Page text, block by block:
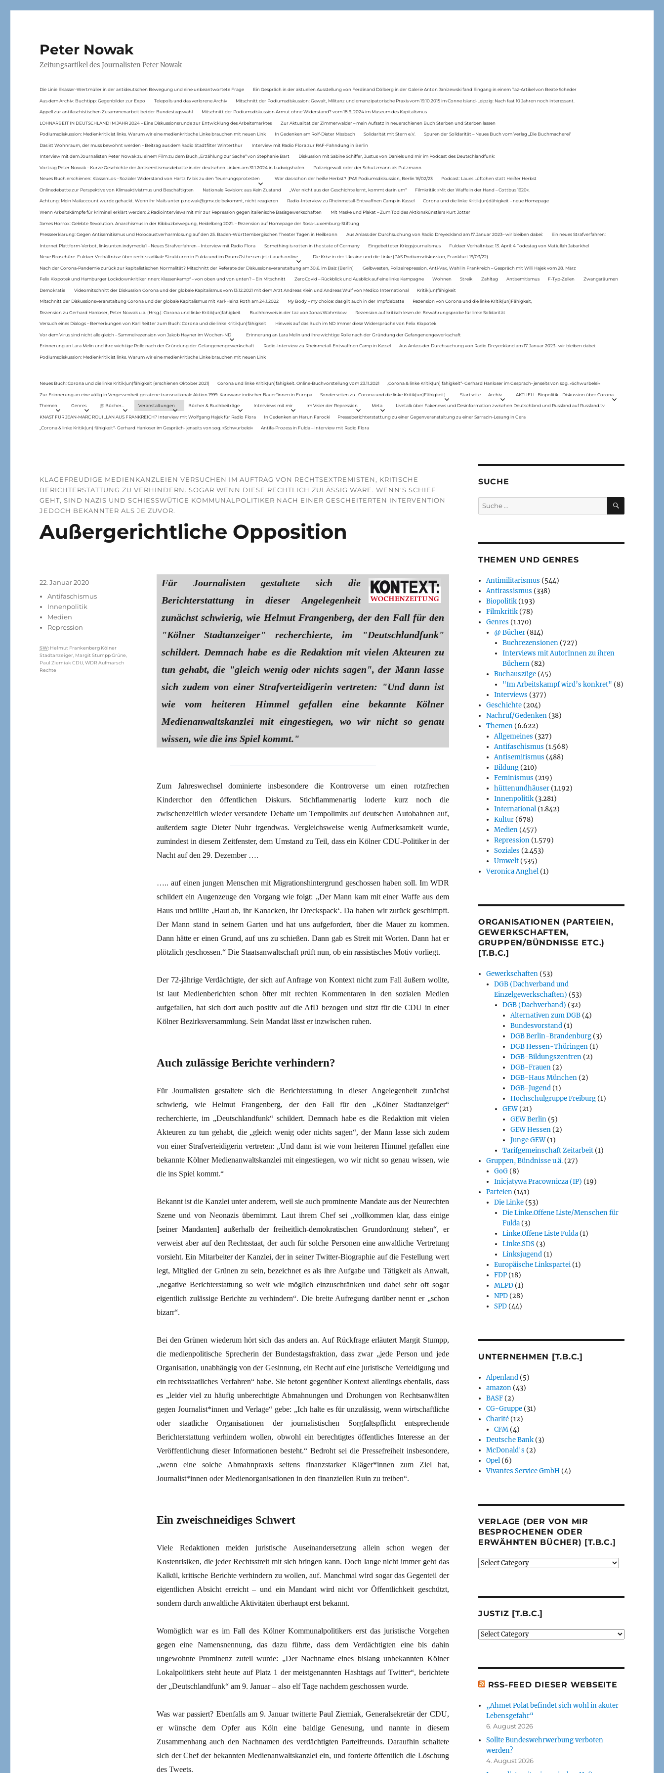
Peter Nowak
Zeitungsartikel des Journalisten Peter Nowak
Die Linie Elsässer-Wertmüller in der antideutschen Bewegung und eine unbeantwortete Frage Ein Gespräch in der aktuellen Ausstellung von Ferdinand Dölberg in der Galerie Anton Janizewski fand Eingang in einem Taz-Artikel von Beate Scheder
Aus dem Archiv: Buchtipp: Gegenbilder zur Expo Telepolis und das verlorene Archiv Mitschnitt der Podiumsdiskussion: Gewalt, Militanz und emanzipatorische Praxis vom 19.10.2015 im Conne Island-Leipzig: Nach fast 10 Jahren noch interessant.
Appell zur antifaschistischen Zusammenarbeit bei der Bundestagswahl Mitschnitt der Podiumsdiskussion Armut ohne Widerstand? vom 18.9..2024 im Museum des Kapitalismus
LOHNARBEIT IN DEUTSCHLAND IM JAHR 2024 – Eine Diskussionsrunde zur Entwicklung des Arbeitsmarktes Zur Aktualität der Zimmerwalder – mein Aufsatz in neuerschienen Buch Sterben und Sterben lassen
Podiumsdiskussion: Medienkritik ist links. Warum wir eine medienkritische Linke brauchen mit neuen Link In Gedenken am Rolf-Dieter Missbach Solidarität mit Stern e.V. Spuren der Solidarität – Neues Buch vom Verlag „Die Buchmacherei“
Das ist Wohnraum, der muss bewohnt werden – Beitrag aus dem Radio Stadtfilter Winterthur Interview mit Radio Flora zur RAF-Fahndung in Berlin
Interview mit dem Journalisten Peter Nowak zu einem Film zu dem Buch „Erzählung zur Sache“ von Stephanie Bart Diskussion mit Sabine Schiffer, Justus von Daniels und mir im Podcast des Deutschlandfunk:
Vortrag Peter Nowak – Kurze Geschichte der Antisemitismusdebatte in der deutschen Linken am 31.1.2024 in Ludwigshafen Polizeigewalt oder der Schutzmann als Putzmann
Neues Buch erschienen: KlassenLos – Sozialer Widerstand von Hartz IV bis zu den Teuerungsprotesten War das schon der heiße Herbst? (PAS Podiumsdiskussion, Berlin 16/02/23 Podcast: Laues Lüftchen statt Heißer Herbst
Onlinedebatte zur Perspektive von Klimaaktivistmus und Beschäftigten Nationale Revision: aus Kein Zustand „Wer nicht aus der Geschichte lernt, kommt darin um“ Filmkritik: »Mit der Waffe in der Hand – Cottbus 1920«.
Achtung: Mein Mailaccount wurde gehackt. Wenn ihr Mails unter p.nowak@gmx.de bekommt, nicht reagieren Radio-Interview zu Rheinmetall-Entwaffnen Camp in Kassel Corona und die linke Kritik(un)dähigkeit – neue Homepage
Wenn Arbeitskämpfe für kriminell erklärt werden: 2 Radiointerviews mit mir zur Repression gegen italienische Basisgewerkschaften Mit Maske und Plakat – Zum Tod des Aktionskünstlers Kurt Jotter
James Horrox: Gelebte Revolution. Anarchismus in der Kibbuzbewegung, Heidelberg 2021. – Rezension auf Homepage der Rosa-Luxemburg-Stiftung
Presseerklärung: Gegen Antisemitismus und Holocaustverharmlosung auf den 25. Baden-Württembergischen Theater Tagen in Heilbronn Aus Anlass der Durchsuchung von Radio Dreyeckland am 17.Januar 2023– wir bleiben dabei: Ein neues Strafverfahren:
Internet Plattform-Verbot, linksunten.indymedia1 – Neues Strafverfahren – Interview mit Radio Flora Something is rotten in the state of Germany Eingebetteter Kriegsjournalismus Fuldaer Verhältnisse: 13. April: 4 Todestag von Matiul­lah Jabarkhel
Neue Broschüre: Fuldaer Verhältnisse über rechtsradikale Strukturen in Fulda und im Raum Osthessen jetzt auch online Die Krise in der Ukraine und die Linke (PAS Podiumsdiskussion, Frankfurt 19/03/22)
Nach der Corona-Pandemie zurück zur kapitalistischen Normalität? Mitschnitt der Referate der Diskussionsveranstaltung am 30.6. im Baiz (Berlin) Gelbwesten, Polizeirepression, Anti-Vax, Wahl in Frankreich – Gespräch mit Willi Hajek vom 28. März
Felix Klopotek und Hamburger LockdownkritikerInnen: Klassenkampf – von oben und von unten? – Ein Mitschnitt ZeroCovid – Rückblick und Ausblick auf eine linke Kampagne Wohnen Streik Zahltag Antisemitismus F-Typ-Zellen Zwangsräumen
Demokratie Videomitschnitt der Diskussion Corona und der globale Kapitalismus vom 13.12.2021 mit dem Arzt Andreas Klein und Andreas Wulf von Medico International Kritik(un)fähigkeit
Mitschnitt der Diskussionsveranstaltung Corona und der globale Kapitalismus mit Karl-Heinz Roth am 24.1.2022 My Body – my choice: das gilt auch in der Impfdebatte Rezension von Corona und die linke Kritik(un)Fähigkeit,
Rezension zu Gerhard Hanloser, Peter Nowak u.a. (Hrsg.): Corona und linke Kritik(un)fähigkeit Buchhinweis in der taz von Jonas Wahmkow Rezension auf kritisch lesen.de: Bewährungsprobe für linke Solidarität
Versuch eines Dialogs – Bemerkungen von Karl Reitter zum Buch: Corona und die linke Kritik(un)fähigkeit Hinweis auf das Buch im ND Immer diese Widersprüche von Felix Klopotek
Vor dem Virus sind nicht alle gleich – Sammelrezension von Jakob Hayner im Wochen-ND Erinnerung an Lara Melin und ihre wichtige Rolle nach der Gründung der Gefangenengewerkschaft
Erinnerung an Lara Melin und ihre wichtige Rolle nach der Gründung der Gefangenengewerkschaft Radio-Interview zu Rheinmetall-Entwaffnen Camp in Kassel Aus Anlass der Durchsuchung von Radio Dreyeckland am 17.Januar 2023– wir bleiben dabei:
Podiumsdiskussion: Medienkritik ist links. Warum wir eine medienkritische Linke brauchen mit neuen Link
Neues Buch: Corona und die linke Kritik(un)fähigkeit (erschienen Oktober 2021) Corona und linke Kritik(un)fähigkeit. Online-Buchvorstellung vom 23.11.2021 „Corona & linke Kritik(un) fähigkeit“- Gerhard Hanloser im Gespräch- jenseits von sog. »Schwurbelei«
Zur Erinnerung an eine völlig in Vergessenheit geratene transnationale Aktion 1999: Karawane indischer Bauer*innen in Europa Sonderseiten zu…Corona und die linke Kritik(un)Fähigkeit). Startseite Archiv AKTUELL: Biopolitik – Diskussion über Corona
Themen Genres @ Bücher… Veranstaltungen Bücher & Buchbeiträge Interviews mit mir Im Visier der Repression Meta Livetalk über Fakenews und Desinformation zwischen Deutschland und Russland auf Russland.tv
KNAST FÜR JEAN-MARC ROUILLAN AUS FRANKREICH? Interview mit Wolfgang Hajek für Radio Flora In Gedenken an Harun Farocki Presseberichterstattung zu einer Gegenveranstaltung zu einer Sarrazin-Lesung in Gera
„Corona & linke Kritik(un) fähigkeit“- Gerhard Hanloser im Gespräch- jenseits von sog. »Schwurbelei« Antifa-Prozess in Fulda – Interview mit Radio Flora
KLAGEFREUDIGE MEDIENKANZLEIEN VERSUCHEN IM AUFTRAG VON RECHTSEXTREMISTEN, KRITISCHE
BERICHTERSTATTUNG ZU VERHINDERN. SOGAR WENN DIESE RECHTLICH ZULÄSSIG WÄRE. WENN'S SCHIEF
GEHT, SIND NAZIS UND SCHIESSWÜTIGE KOMMUNALPOLITIKER NACH EINER GESCHEITERTEN INTERVENTION J
EDOCH BEKANNTER ALS JE ZUVOR.
Außergerichtliche Opposition
Für Journalisten gestaltete sich die
Berichterstattung in dieser Angelegenheit
zunächst schwierig, wie Helmut Frangenberg, der den Fall für den
"Kölner Stadtanzeiger" recherchierte, im "Deutschlandfunk"
schildert. Demnach habe es die Redaktion mit vielen Akteuren zu
tun gehabt, die "gleich wenig oder nichts sagen", der Mann lasse
sich zudem von einer Strafverteidigerin vertreten: "Und dann ist
wie vom heiteren Himmel gefallen eine bekannte Kölner
Medienanwaltskanzlei mit eingestiegen, wo wir nicht so genau
wissen, wie die ins Spiel kommt."
Zum Jahreswechsel dominierte insbesondere die Kontroverse um einen rotzfrechen
Kinderchor den öffentlichen Diskurs. Stichflammenartig loderte kurz noch die
zwischenzeitlich wieder versandete Debatte um Tempolimits auf deutschen Autobahnen auf,
außerdem sagte Dieter Nuhr irgendwas. Vergleichsweise wenig Aufmerksamkeit wurde,
zumindest in diesem Zeitfenster, dem Umstand zu Teil, dass ein Kölner CDU-Politiker in der
Nacht auf den 29. Dezember ….
….. auf einen jungen Menschen mit Migrationshintergrund geschossen haben soll. Im WDR
schildert ein Augenzeuge den Vorgang wie folgt: „Der Mann kam mit einer Waffe aus dem
Haus und brüllte ‚Haut ab, ihr Kanacken, ihr Dreckspack‘. Da haben wir zurück geschimpft.
Der Mann stand in seinem Garten und hat uns aufgefordert, über die Mauer zu kommen.
Dann hätte er einen Grund, auf uns zu schießen. Dann gab es Streit mit Worten. Dann hat er
plötzlich geschossen.“ Die Staatsanwaltschaft prüft nun, ob ein rassistisches Motiv vorliegt.
Der 72-jährige Verdächtigte, der sich auf Anfrage von Kontext nicht zum Fall äußern wollte,
ist laut Medienberichten schon öfter mit rechten Kommentaren in den sozialen Medien
aufgefallen, hat sich dort auch positiv auf die AfD bezogen und sitzt für die CDU in einer
Kölner Bezirksversammlung. Sein Mandat lässt er inzwischen ruhen.
Auch zulässige Berichte verhindern?
Für Journalisten gestaltete sich die Berichterstattung in dieser Angelegenheit zunächst
schwierig, wie Helmut Frangenberg, der den Fall für den „Kölner Stadtanzeiger“
recherchierte, im „Deutschlandfunk“ schildert. Demnach habe es die Redaktion mit vielen
Akteuren zu tun gehabt, die „gleich wenig oder nichts sagen“, der Mann lasse sich zudem
von einer Strafverteidigerin vertreten: „Und dann ist wie vom heiteren Himmel gefallen eine
bekannte Kölner Medienanwaltskanzlei mit eingestiegen, wo wir nicht so genau wissen, wie
die ins Spiel kommt.“
Bekannt ist die Kanzlei unter anderem, weil sie auch prominente Mandate aus der Neurechten
Szene und von Neonazis übernimmt. Laut ihrem Chef sei „vollkommen klar, dass einige
[seiner Mandanten] außerhalb der freiheitlich-demokratischen Grundordnung stehen“, er
verweist aber auf den Rechtsstaat, der auch für solche Personen eine anwaltliche Vertretung
vorsieht. Ein Mitarbeiter der Kanzlei, der in seiner Twitter-Biographie auf die Festellung wert
legt, Mitglied der Grünen zu sein, bezeichnet es als ihre Aufgabe und Tätigkeit als Anwalt,
„negative Berichterstattung so weit wie möglich einzuschränken und dabei sehr oft sogar
eigentlich zulässige Berichte zu verhindern“. Die breite Aufregung darüber nennt er „schon
bizarr“.
Bei den Grünen wiederum hört sich das anders an. Auf Rückfrage erläutert Margit Stumpp,
die medienpolitische Sprecherin der Bundestagsfraktion, dass zwar „jede Person und jede
Organisation, unabhängig von der Gesinnung, ein Recht auf eine juristische Verteidigung und
ein rechtsstaatliches Verfahren“ habe. Sie betont gegenüber Kontext allerdings ebenfalls, dass
es „leider viel zu häufig unberechtigte Abmahnungen und Drohungen von Rechtsanwälten
gegen Journalist*innen und Verlage“ gebe: „Ich halte es für unzulässig, wenn wirtschaftliche
oder staatliche Organisationen der journalistischen Sorgfaltspflicht entsprechende
Berichterstattung verhindern wollen, obwohl ein berechtigtes öffentliches Interesse an der
Veröffentlichung dieser Informationen besteht.“ Bedroht sei die Pressefreiheit insbesondere,
„wenn eine solche Abmahnpraxis seitens finanzstarker Kläger*innen zum Ziel hat,
Journalist*innen oder Medienorganisationen in den finanziellen Ruin zu treiben“.
Ein zweischneidiges Schwert
Viele Redaktionen meiden juristische Auseinandersetzung allein schon wegen der
Kostenrisiken, die jeder Rechtsstreit mit sich bringen kann. Doch lange nicht immer geht das
Kalkül, kritische Berichte verhindern zu wollen, auf. Manchmal wird sogar das Gegenteil der
eigentlichen Absicht erreicht – und ein Mandant wird nicht vor Öffentlichkeit geschützt,
sondern durch anwaltliche Aktivitäten überhaupt erst bekannt.
Womöglich war es im Fall des Kölner Kommunalpolitikers erst das juristische Vorgehen
gegen eine Namensnennung, das dazu führte, dass dem Verdächtigten eine bis dahin
ungewohnte Prominenz zuteil wurde: „Der Nachname eines bislang unbekannten Kölner
Lokalpolitikers steht heute auf Platz 1 der meistgenannten Hashtags auf Twitter“, berichtete
der „Deutschlandfunk“ am 9. Januar – also elf Tage nachdem geschossen wurde.
Was war passiert? Ebenfalls am 9. Januar twitterte Paul Ziemiak, Generalsekretär der CDU,
er wünsche dem Opfer aus Köln eine baldige Genesung, und nannte in diesem
Zusammenhang auch den Nachnamen des verdächtigten Parteifreunds. Daraufhin schaltete
sich der Chef der bekannten Medienanwaltskanzlei ein, und forderte öffentlich die Löschung
des Tweets.
Veröffentlicht
22. Januar 2020
Kategorien
Antifaschismus
Innenpolitik
Medien
Repression
Schlagwörter
SW: Helmut Frankenberg Kölner
Stadtanzeiger Margit Stumpp Grüne
Paul Ziemiak CDU ,WDR Aufmarsch
Rechte
SUCHE
Suche
nach:
SUCHEN
THEMEN UND GENRES
Antimilitarismus (544)
Antirassismus (338)
Biopolitik (193)
Filmkritik (78)
Genres (1.170)
@ Bücher (814)
Buchrezensionen(727)
Interviews mit AutorInnen zu ihren
Büchern(82)
Buchauszüge (45)
"Im Arbeitskampf wird’s konkret" (8)
Interviews (377)
Geschichte (204)
Nachruf/Gedenken (38)
Themen (6.622)
Allgemeines (327)
Antifaschismus (1.568)
Antisemitismus (488)
Bildung (210)
Feminismus (219)
hüttenundhäuser (1.192)
Innenpolitik (3.281)
International (1.842)
Kultur (678)
Medien (457)
Repression (1.579)
Soziales (2.453)
Umwelt (535)
Veronica Anghel (1)
ORGANISATIONEN (PARTEIEN,
GEWERKSCHAFTEN,
GRUPPEN/BÜNDNISSE ETC.)
[T.B.C.]
Gewerkschaften (53)
DGB (Dachverband und
Einzelgewerkschaften) (53)
DGB (Dachverband) (32)
Alternativen zum DGB(4)
Bundesvorstand(1)
DGB Berlin-Brandenburg(3)
DGB Hessen-Thüringen(1)
DGB-Bildungszentren(2)
DGB-Frauen(2)
DGB-Haus München(2)
DGB-Jugend(1)
Hochschulgruppe Freiburg(1)
GEW(21)
GEW Berlin(5)
GEW Hessen(2)
Junge GEW(1)
Tarifgemeinschaft Zeitarbeit(1)
Gruppen, Bündnisse u.ä. (27)
GoG (8)
Inicjatywa Pracownicza (IP) (19)
Parteien (141)
Die Linke (53)
Die Linke.Offene Liste/Menschen für
Fulda(3)
Linke.Offene Liste Fulda(1)
Linke.SDS(3)
Linksjugend(1)
Europäische Linkspartei (1)
FDP (18)
MLPD (1)
NPD (28)
SPD (44)
UNTERNEHMEN [T.B.C.]
Alpenland (5)
amazon (43)
BASF (2)
CG-Gruppe (31)
Charité (12)
CFM (4)
Deutsche Bank (3)
McDonald's (2)
Opel (6)
Vivantes Service GmbH (4)
VERLAGE (DER VON MIR
BESPROCHENEN ODER
ERWÄHNTEN BÜCHER) [T.B.C.]
Verlage
oder
Bücher)
JUSTIZ [T.B.C.]
Justiz
RSS-FEED DIESER WEBSEITE
„Ahmet Polat befindet sich wohl in akuter
Lebensgefahr“
6. August 2026
Sollte Bundeswehrwerbung verboten
werden?
4. August 2026